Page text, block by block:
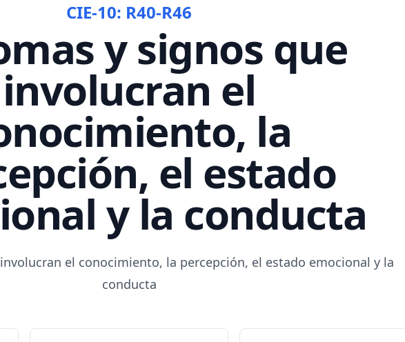
CIE-10: R40-R46
y signos que
involucran el
la
el estado
y la conducta
el conocimiento, la percepción, el estado emocional y la
conducta